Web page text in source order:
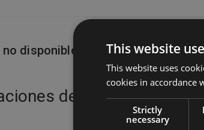
disponible
del producto
This website
This website uses
cookies in accordance
Strictly
necessary